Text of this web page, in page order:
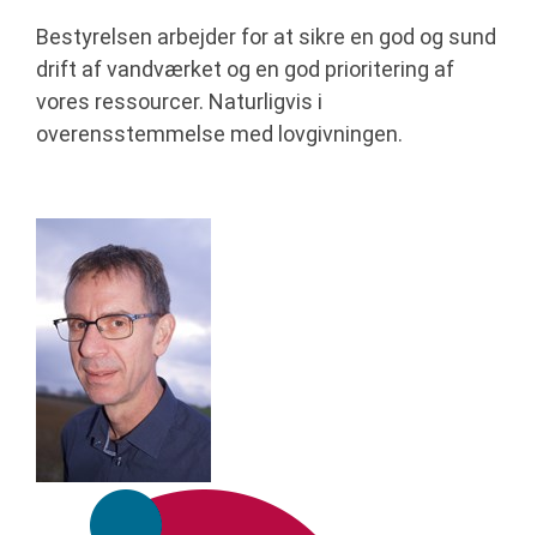
Bestyrelsen arbejder for at sikre en god og sund
drift af vandværket og en god prioritering af
vores ressourcer. Naturligvis i
overensstemmelse med lovgivningen.